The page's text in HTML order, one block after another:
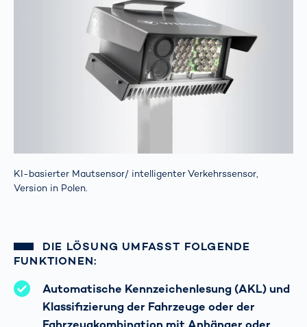
KI-basierter Mautsensor/ intelligenter Verkehrssensor,
Version in Polen.
DIE LÖSUNG UMFASST FOLGENDE
FUNKTIONEN:
Automatische Kennzeichenlesung (AKL) und
Klassifizierung der Fahrzeuge oder der